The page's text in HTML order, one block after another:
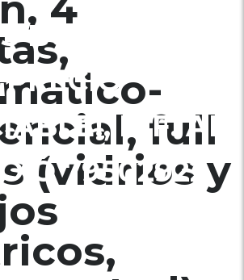
BUENAS,
INF. AL
Ó 79502922
full
(vidrios y